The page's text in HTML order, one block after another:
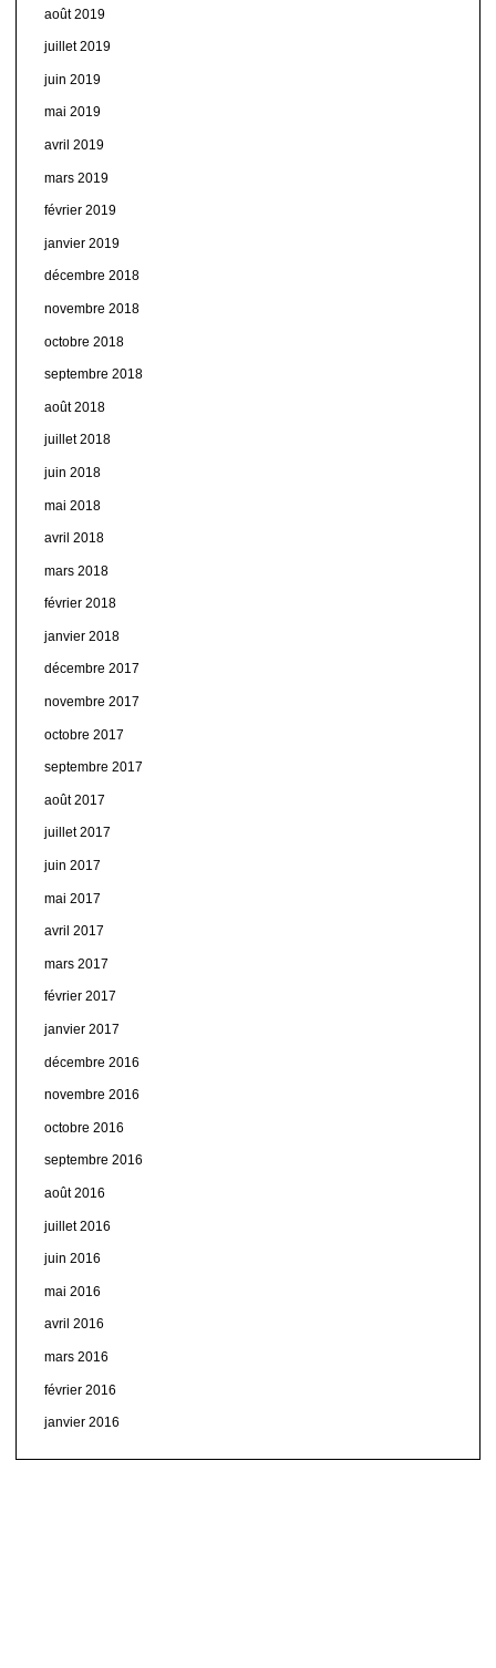
août 2019
juillet 2019
juin 2019
mai 2019
avril 2019
mars 2019
février 2019
janvier 2019
décembre 2018
novembre 2018
octobre 2018
septembre 2018
août 2018
juillet 2018
juin 2018
mai 2018
avril 2018
mars 2018
février 2018
janvier 2018
décembre 2017
novembre 2017
octobre 2017
septembre 2017
août 2017
juillet 2017
juin 2017
mai 2017
avril 2017
mars 2017
février 2017
janvier 2017
décembre 2016
novembre 2016
octobre 2016
septembre 2016
août 2016
juillet 2016
juin 2016
mai 2016
avril 2016
mars 2016
février 2016
janvier 2016